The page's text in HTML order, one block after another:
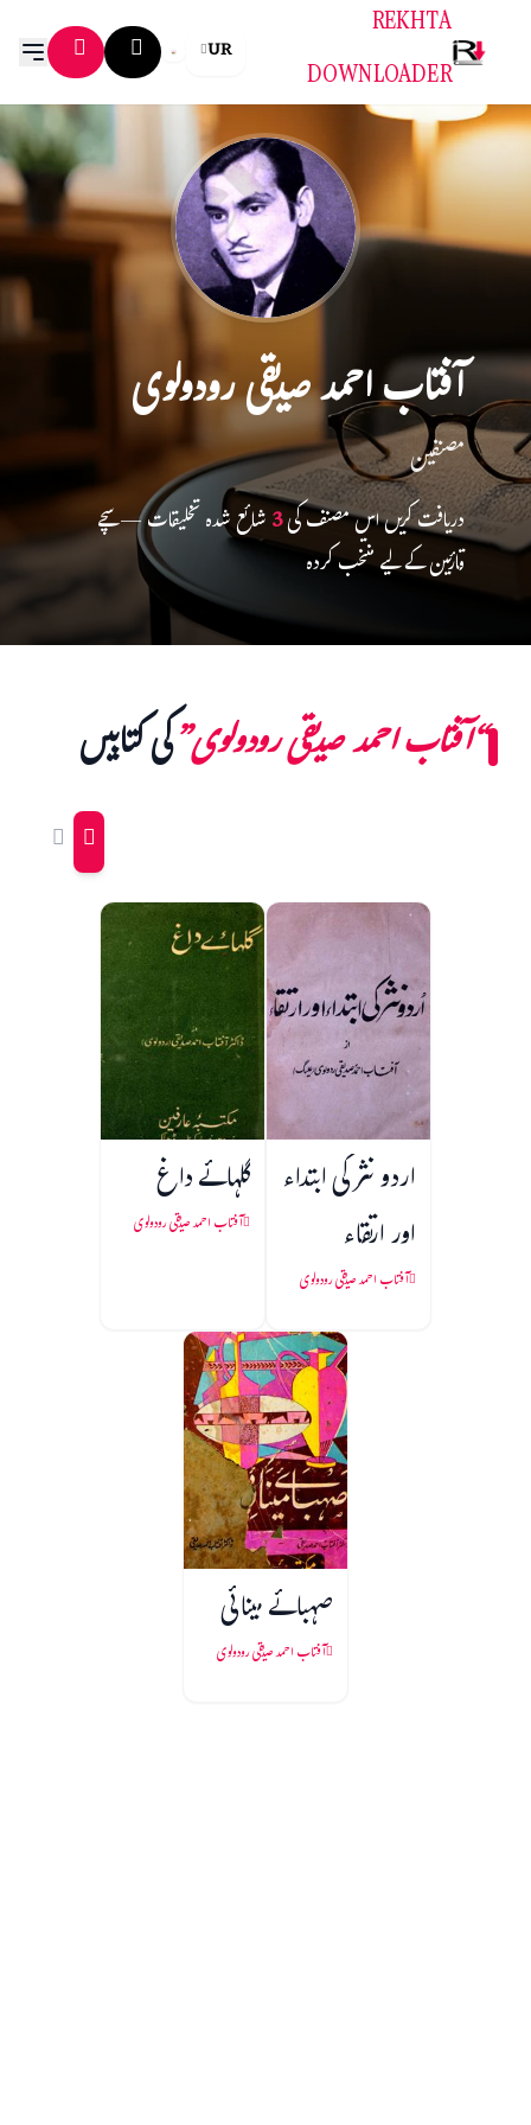
REKHTA
DOWNLOADER
UR
آفتاب احمد صدیقی رودولوی
مصنفین
دریافت کریں اس مصنف کی3شائع شدہ تخلیقات — سچے
قارئین کے لیے منتخب کردہ
“آفتاب احمد صدیقی رودولوی”کی کتابیں
اردو نثر کی ابتداء
اور ارتقاء
آفتاب احمد صدیقی رودولوی
گلہائے داغ
آفتاب احمد صدیقی رودولوی
صہبائے مینائی
آفتاب احمد صدیقی رودولوی